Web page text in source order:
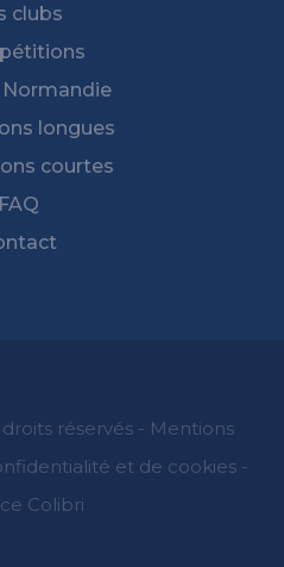
clubs
Normandie
longues
courtes
FAQ
réservés - Mentions
et de cookies -
Colibri